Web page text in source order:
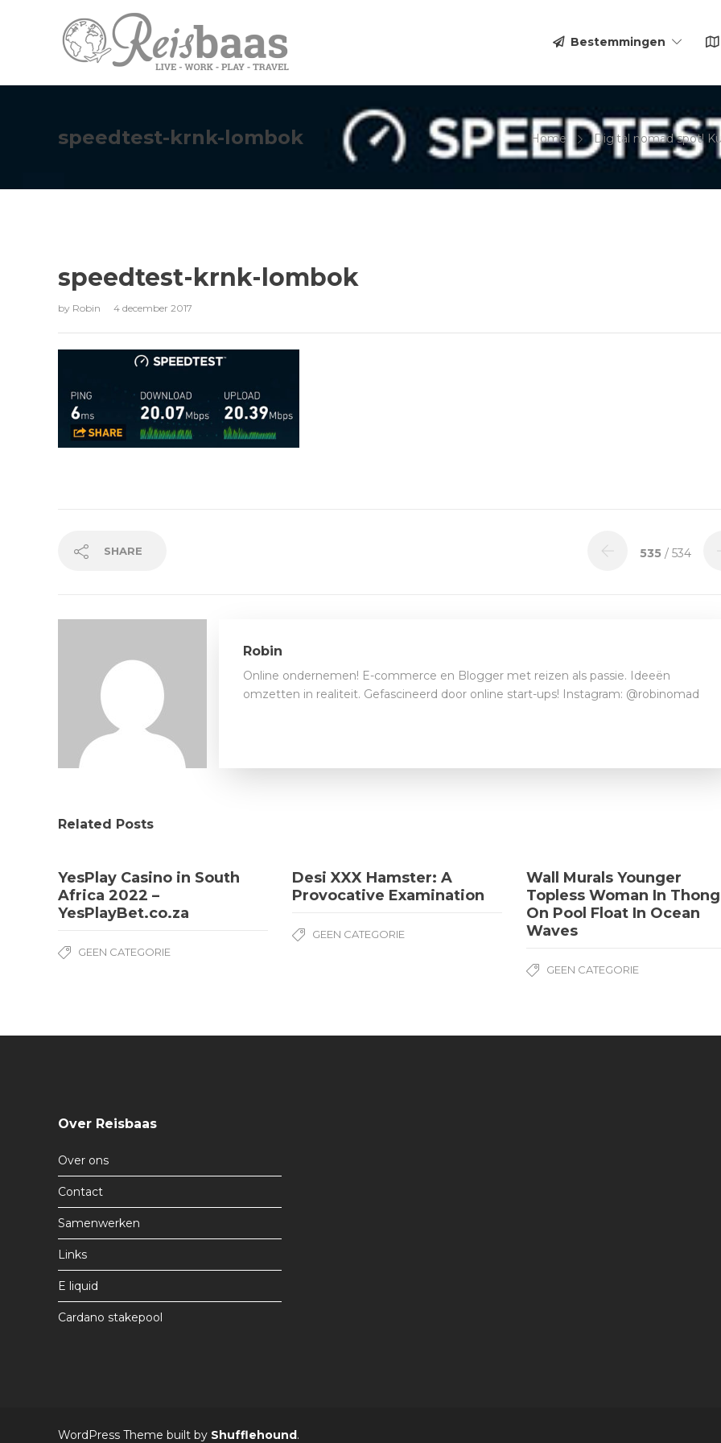
Bestemmingen
speedtest-krnk-lombok Home Digital nomad spot!
speedtest-krnk-lombok
by Robin 4 december 2017
SHARE 535 / 534
Robin
Online ondernemen! E-commerce en Blogger met reizen als passie. Ideeën
omzetten in realiteit. Gefascineerd door online start-ups! Instagram: @robinomad
Related Posts
YesPlay Casino in South
Africa 2022 –
YesPlayBet.co.za
GEEN CATEGORIE
Desi XXX Hamster: A
Provocative Examination
GEEN CATEGORIE
Wall Murals Younger
Topless Woman In
On Pool Float In Ocean
Waves
GEEN CATEGORIE
Over Reisbaas
Over ons
Contact
Samenwerken
Links
E liquid
Cardano stakepool
WordPress Theme built by Shufflehound.